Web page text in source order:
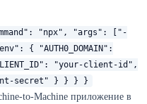
"npx", "args": ["-
{ "AUTH0_DOMAIN":
"your-client-id",
secret" } } } }
to-Machine приложение в